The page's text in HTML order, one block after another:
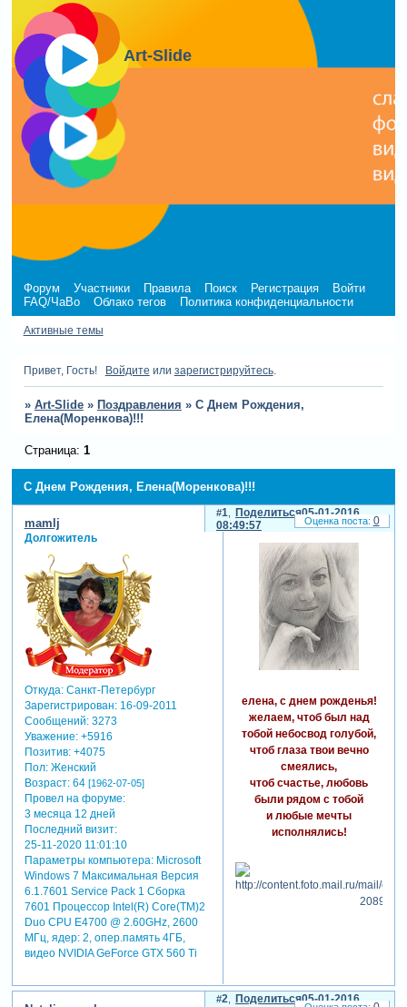
Art-Slide
Форум Участники Правила Поиск Регистрация
Войти
FAQ/ЧаВо
Облако тегов Политика конфиденциальности
Активные темы
Привет, Гость! Войдите или зарегистрируйтесь.
» Art-Slide » Поздравления » С Днем Рождения,
Елена(Моренкова)!!!
С Днем Рождения, Елена(Моренкова)!!!
Страница: 1
Поделиться
1
05-01-2016
08:49:57
mamlj
Долгожитель
Откуда:Санкт-Петербург
Зарегистрирован: 16-09-2011
Сообщений:3273
Уважение: +5916
Позитив: +4075
Пол:Женский
Возраст:64 [1962-07-05]
Провел на форуме:
3 месяца 12 дней
Последний визит:
25-11-2020 11:01:10
Параметры компьютера:Microsoft
Windows 7 Максимальная Версия
6.1.7601 Service Pack 1 Сборка
7601 Процессор Intel(R) Core(TM)2
Duo CPU E4700 @ 2.60GHz, 2600
МГц, ядер: 2, опер.память 4ГБ,
видео NVIDIA GeForce GTX 560 Ti
елена, с днем рожденья!
желаем, чтоб был над
тобой небосвод голубой,
чтоб глаза твои вечно
смеялись,
чтоб счастье, любовь
были рядом с тобой
и любые мечты
исполнялись!
0
Поделиться
2
05-01-2016